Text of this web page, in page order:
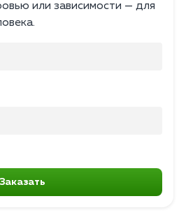
или зависимости — для
Заказать